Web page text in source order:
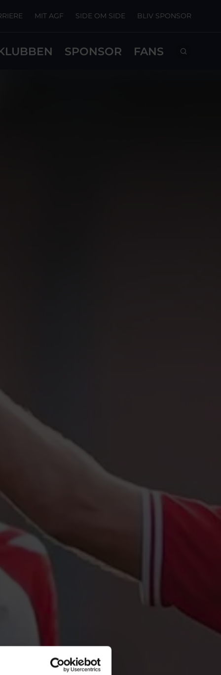
SPONSOR FANS
MIT AGF SIDE OM SIDE BLIV SPONSOR